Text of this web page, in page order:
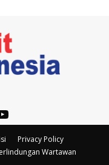
Privacy Policy
Wartawan